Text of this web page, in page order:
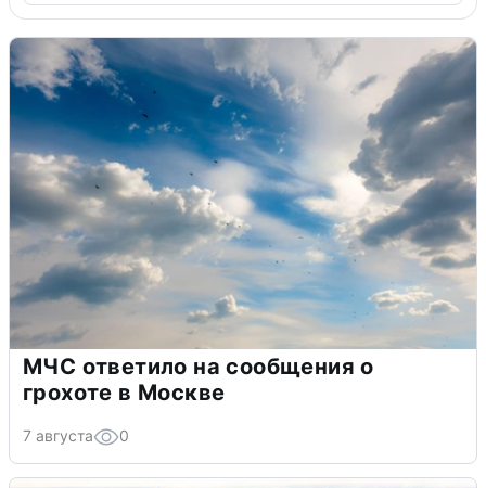
МЧС ответило на сообщения о
грохоте в Москве
7 августа 0